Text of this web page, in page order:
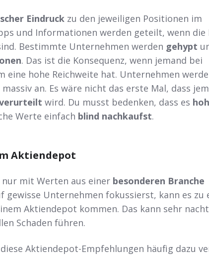
Eindruck zu den jeweiligen Positionen im
und Informationen werden geteilt, wenn die
Bestimmte Unternehmen werden gehypt
. Das ist die Konsequenz, wenn jemand bei
eine hohe Reichweite hat. Unternehmen
an. Es wäre nicht das erste Mal, dass
wird. Du musst bedenken, dass es
Werte einfach blind nachkaufst.
Aktiendepot
mit Werten aus einer besonderen Branche
gewisse Unternehmen fokussierst, kann es zu
Aktiendepot kommen. Das kann sehr
Schaden führen.
Aktiendepot-Empfehlungen häufig dazu